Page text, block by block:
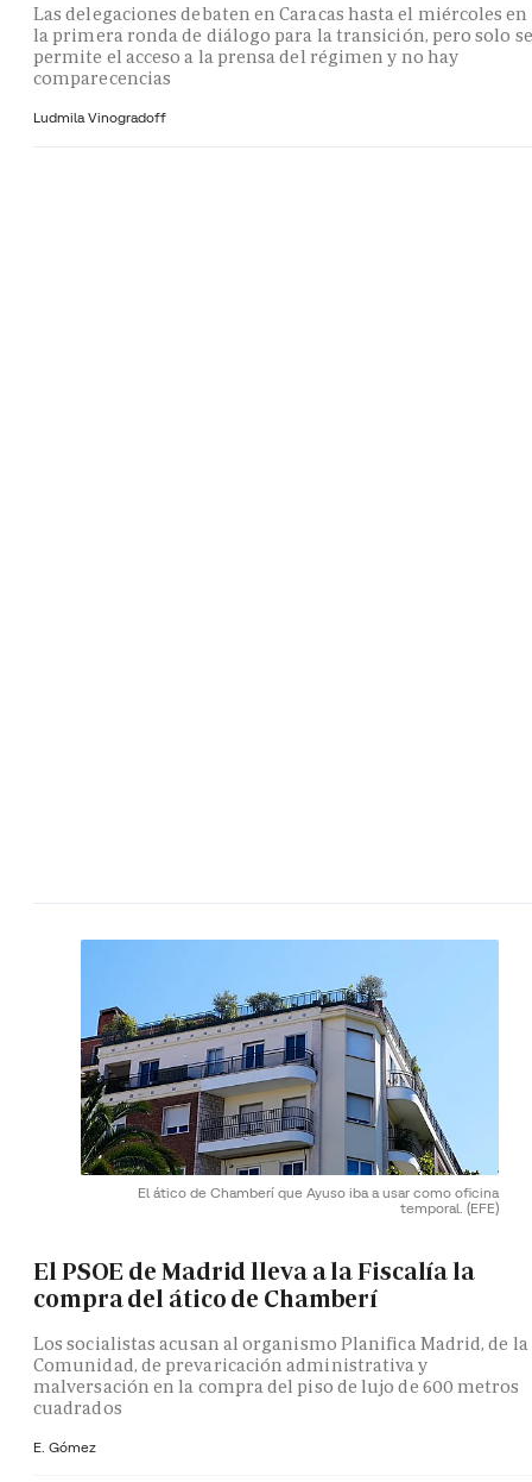
Las delegaciones debaten en Caracas hasta el miércoles en
la primera ronda de diálogo para la transición, pero solo se
permite el acceso a la prensa del régimen y no hay
comparecencias
Ludmila Vinogradoff
El ático de Chamberí que Ayuso iba a usar como oficina
temporal. (EFE)
El PSOE de Madrid lleva a la Fiscalía la
compra del ático de Chamberí
Los socialistas acusan al organismo Planifica Madrid, de la
Comunidad, de prevaricación administrativa y
malversación en la compra del piso de lujo de 600 metros
cuadrados
E. Gómez